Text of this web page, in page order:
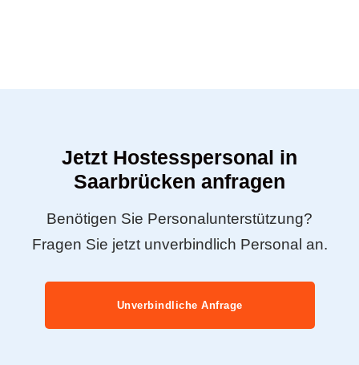
Jetzt Hostesspersonal in
Saarbrücken anfragen
Benötigen Sie Personalunterstützung?
Fragen Sie jetzt unverbindlich Personal an.
Unverbindliche Anfrage